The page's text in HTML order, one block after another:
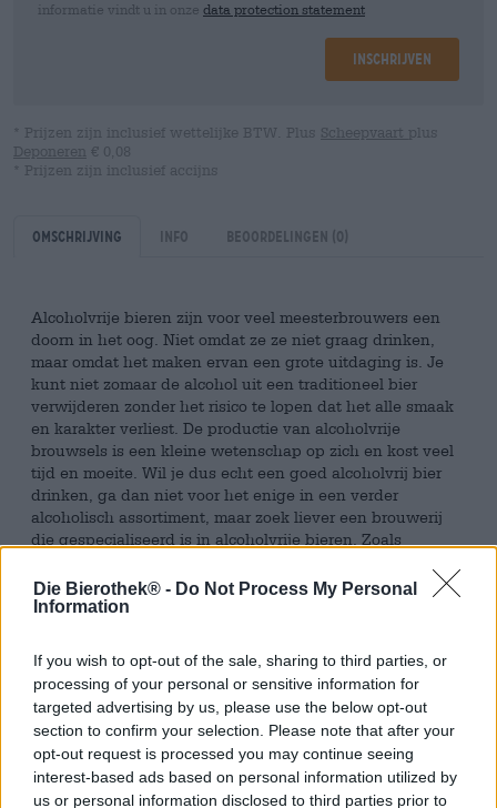
Die Bierothek® - Do Not Process My Personal
Information
If you wish to opt-out of the sale, sharing to third parties, or
processing of your personal or sensitive information for
targeted advertising by us, please use the below opt-out
section to confirm your selection. Please note that after your
opt-out request is processed you may continue seeing
interest-based ads based on personal information utilized by
us or personal information disclosed to third parties prior to
informatie vindt u in onze data protection statement
Inschrijven
* Prijzen zijn inclusief wettelijke BTW. Plus Scheepvaart plus
Deponeren € 0,08
* Prijzen zijn inclusief accijns
Omschrijving Info Beoordelingen (0)
Alcoholvrije bieren zijn voor veel meesterbrouwers een
doorn in het oog. Niet omdat ze ze niet graag drinken,
maar omdat het maken ervan een grote uitdaging is. Je
kunt niet zomaar de alcohol uit een traditioneel bier
verwijderen zonder het risico te lopen dat het alle smaak
en karakter verliest. De productie van alcoholvrije
brouwsels is een kleine wetenschap op zich en kost veel
tijd en moeite. Wil je dus echt een goed alcoholvrij bier
drinken, ga dan niet voor het enige in een verder
alcoholisch assortiment, maar zoek liever een brouwerij
die gespecialiseerd is in alcoholvrije bieren. Zoals
ZeroLabs is een label uit München dat het alcoholvrije als
gepolijst en karaktervol – brouwstuk met een
alcoholgehalte van 0,0%. De creatie heet Unfiltered 0.0 en
is in de loop van een heel jaar ontwikkeld via meerdere
experimenten.
Vandaag is het team tevreden en presenteert ons vol trots
een oud goudkleurig, natuurlijk troebel bier met een